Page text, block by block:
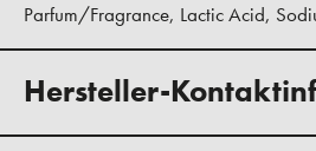
Parfum/Fragrance, Lactic Acid,
Hersteller-